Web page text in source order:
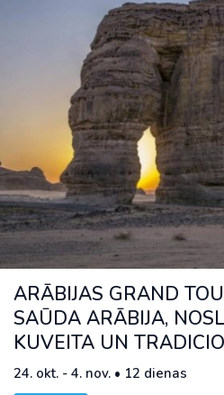
ARĀBIJAS GRAND
SAŪDA ARĀBIJA,
KUVEITA UN
24. okt. - 4. nov. • 12 dienas